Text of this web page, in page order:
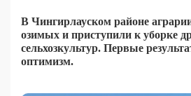
В Чингирлауском районе
озимых и приступили к уборке
сельхозкультур. Первые
оптимизм.